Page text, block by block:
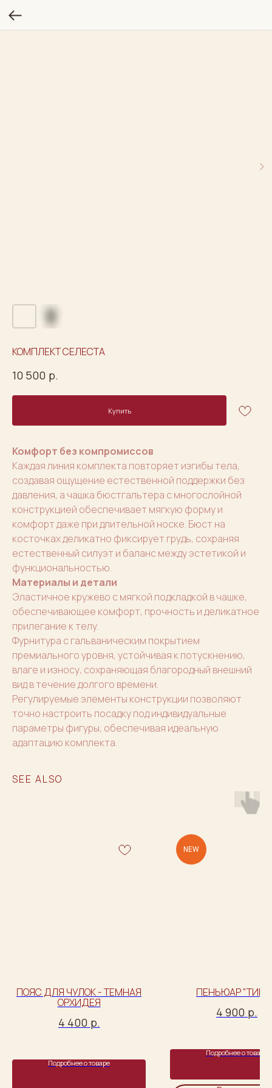
КОМПЛЕКТ СЕЛЕСТА
10 500 р.
Купить
Комфорт без компромиссов
Каждая линия комплекта повторяет изгибы тела,
создавая ощущение естественной поддержки без
давления, а чашка бюстгальтера с многослойной
конструкцией обеспечивает мягкую форму и
комфорт даже при длительной носке. Бюст на
косточках деликатно фиксирует грудь, сохраняя
естественный силуэт и баланс между эстетикой и
функциональностью.
Материалы и детали
Эластичное кружево с мягкой подкладкой в чашке,
обеспечивающее комфорт, прочность и деликатное
прилегание к телу.
Фурнитура с гальваническим покрытием
премиального уровня, устойчивая к потускнению,
влаге и износу, сохраняющая благородный внешний
вид в течение долгого времени.
Регулируемые элементы конструкции позволяют
точно настроить посадку под индивидуальные
параметры фигуры, обеспечивая идеальную
адаптацию комплекта.
SEE ALSO
ПОЯС ДЛЯ ЧУЛОК - ТЁМНАЯ
ОРХИДЕЯ
4 400 р.
Подробнее о товаре
NEW
ПЕНЬЮАР
4 900 р.
Подробнее о товаре